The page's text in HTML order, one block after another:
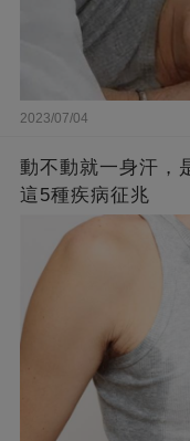
2023/07/04
動不動就一身汗，
這5種疾病征兆